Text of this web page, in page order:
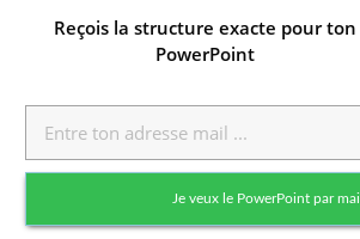
Reçois la structure exacte pour ton
PowerPoint
Je veux le PowerPoint par mail